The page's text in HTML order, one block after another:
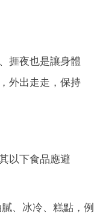
捱夜也是讓身體
外出走走，保持
以下食品應避
、冰冷、糕點，例